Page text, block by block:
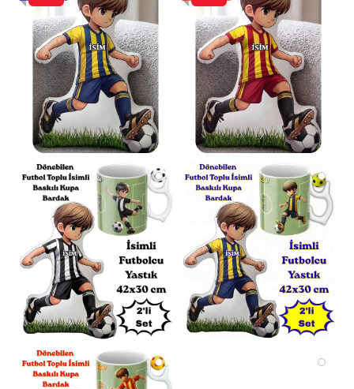
Ölçü Toleransı:Üretim süreçlerinden kaynaklı
olarak tüm ölçülerde± 1-2cmfarklılık
görülebilir.
Renk Varyasyonu:İç battaniye rengi, stok
durumuna göre farklılık gösterebilir.Genel
olarak standart Bej’dir.
Destek:Her türlü sorunuz için dilediğiniz
zaman “Satıcıya Sor” bölümünden anlık bilgi
alabilirsiniz.
Sosyal Sorumluluk Bilinciyle Üretildi
Bu ürünü tercih ederek, üretimini
gerçekleştiren birçok ev hanımının geçimini
sağlamasına destek olduğunuzu bilmenizi
isteriz. Bu değerli katkınız için şimdiden
teşekkür ederiz.